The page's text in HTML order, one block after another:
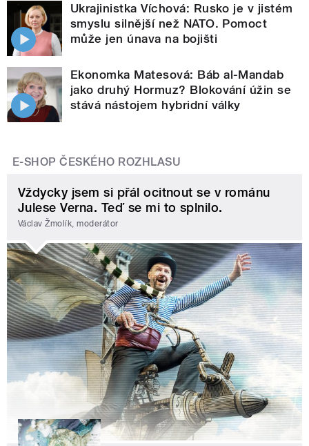
Ukrajinistka Víchová: Rusko je v jistém
smyslu silnější než NATO. Pomoct
může jen únava na bojišti
Ekonomka Matesová: Báb al-Mandab
jako druhý Hormuz? Blokování úžin se
stává nástojem hybridní války
E-SHOP ČESKÉHO ROZHLASU
Vždycky jsem si přál ocitnout se v románu
Julese Verna. Teď se mi to splnilo.
Václav Žmolík, moderátor